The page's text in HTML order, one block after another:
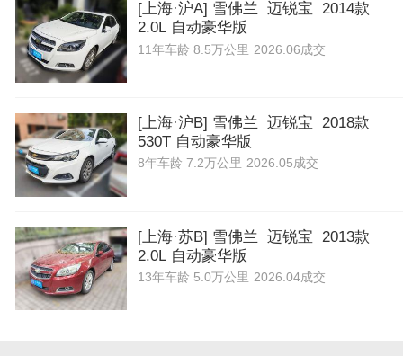
[上海·沪A] 雪佛兰 迈锐宝 2014款
2.0L 自动豪华版
11年车龄 8.5万公里 2026.06成交
[上海·沪B] 雪佛兰 迈锐宝 2018款
530T 自动豪华版
8年车龄 7.2万公里 2026.05成交
[上海·苏B] 雪佛兰 迈锐宝 2013款
2.0L 自动豪华版
13年车龄 5.0万公里 2026.04成交